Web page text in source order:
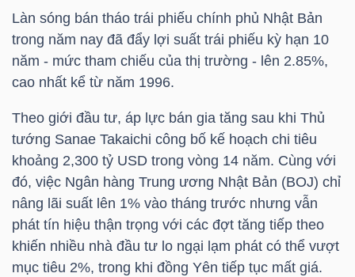
Làn sóng bán tháo trái phiếu chính phủ Nhật Bản
trong năm nay đã đẩy lợi suất trái phiếu kỳ hạn 10
năm - mức tham chiếu của thị trường - lên 2.85%,
cao nhất kể từ năm 1996.
Theo giới đầu tư, áp lực bán gia tăng sau khi Thủ
tướng Sanae Takaichi công bố kế hoạch chi tiêu
khoảng 2,300 tỷ USD trong vòng 14 năm. Cùng với
đó, việc Ngân hàng Trung ương Nhật Bản (BOJ) chỉ
nâng lãi suất lên 1% vào tháng trước nhưng vẫn
phát tín hiệu thận trọng với các đợt tăng tiếp theo
khiến nhiều nhà đầu tư lo ngại lạm phát có thể vượt
mục tiêu 2%, trong khi đồng Yên tiếp tục mất giá.
THẾ
GIỚI
ĐÔNG
DƯƠNG
TÀI